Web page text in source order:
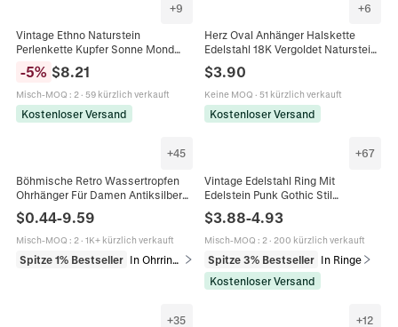
+9
Vintage Ethno Naturstein
Perlenkette Kupfer Sonne Mond
Stern Anhänger Boho Schmuck Für
Damen Light Luxury Accessoire
-5% $8.21
Misch-MOQ : 2· 59 kürzlich verkauft
Kostenloser Versand
+6
Herz Oval Anhänger Halskette
Edelstahl 18K Vergoldet Naturstein
Türkis Tigerauge Muschel Boho
Schmuck
$3.90
Keine MOQ · 51 kürzlich verkauft
Kostenloser Versand
+45
Böhmische Retro Wassertropfen
Ohrhänger Für Damen Antiksilber
Ethnische Vintage Ohrringe
$0.44-9.59
Misch-MOQ : 2· 1K+ kürzlich verkauft
Spitze 1% Bestseller In Ohrringe
+67
Vintage Edelstahl Ring Mit
Edelstein Punk Gothic Stil
Bohemian Design Accessoire
$3.88-4.93
Misch-MOQ : 2· 200 kürzlich verkauft
Spitze 3% Bestseller In Ringe
Kostenloser Versand
+35 +12